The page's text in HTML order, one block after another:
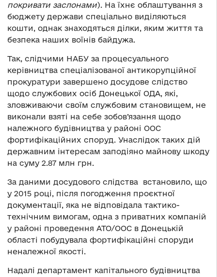
покривати заслонами). На їхнє облаштування з
бюджету держави спеціально виділяються
кошти, однак знаходяться ділки, яким життя та
безпека наших воїнів байдужа.
Так, слідчими НАБУ за процесуального
керівництва спеціалізованої антикорупційної
прокуратури завершено досудове слідство
щодо службових осіб Донецької ОДА, які,
зловживаючи своїм службовим становищем, не
виконали взяті на себе зобов’язання щодо
належного будівництва у районі ООС
фортифікаційних споруд. Унаслідок таких дій
державним інтересам заподіяно майнову шкоду
на суму 2.87 млн грн.
За даними досудового слідства встановило, що
у 2015 році, після погодження проєктної
документації, яка не відповідала тактико-
технічним вимогам, одна з приватних компаній
у районі проведення АТО/ООС в Донецькій
області побудувала фортифікаційні споруди
неналежної якості.
Надалі департамент капітального будівництва